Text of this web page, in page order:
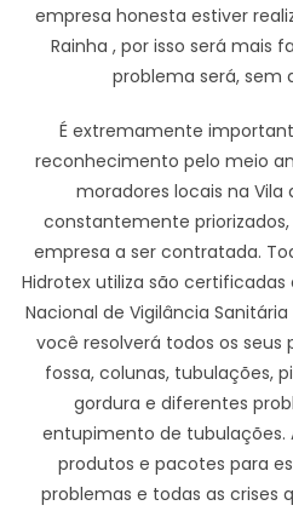
empresa honesta estiver
Rainha , por isso será mais
problema será, sem
É extremamente
reconhecimento pelo meio
moradores locais na Vila
constantemente
empresa a ser contratada.
Hidrotex utiliza são
Nacional de Vigilância
você resolverá todos os seus
fossa, colunas, tubulações,
gordura e diferentes
entupimento de tubulações.
produtos e pacotes para
problemas e todas as crises